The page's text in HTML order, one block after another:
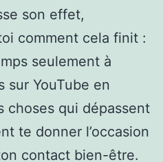
son effet,
comment cela finit :
seulement à
sur YouTube en
choses qui dépassent
te donner l’occasion
contact bien-être.